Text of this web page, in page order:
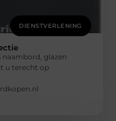
DIENSTVERLENING
naambord, glazen
u terecht op